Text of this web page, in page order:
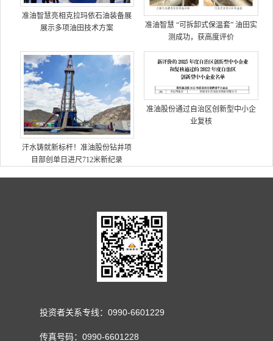
准油智慧亮相克拉玛依石油装备展
展示多项油田技术方案
准油智慧 “可拆卸式保温套” 油田实
测成功，获高度评价
汗水铸就新标杆！准油股份钻井项
目部创单日进尺712米新纪录
准油股份通过自治区创新型中小企
业复核
投资者关系专线：0990-6601229
传真号码：0990-6601228